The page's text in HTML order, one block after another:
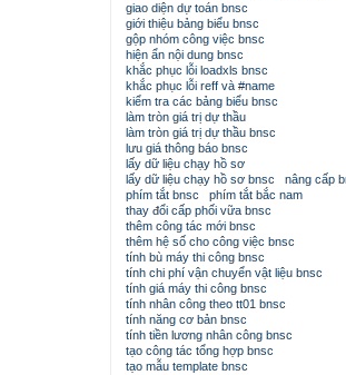
giao diện dự toán bnsc
giới thiệu bảng biểu bnsc
gộp nhóm công việc bnsc
hiện ẩn nội dung bnsc
khắc phục lỗi loadxls bnsc
khắc phục lỗi reff và #name
kiểm tra các bảng biểu bnsc
làm tròn giá trị dự thầu
làm tròn giá trị dự thầu bnsc
lưu giá thông báo bnsc
lấy dữ liệu chạy hồ sơ
lấy dữ liệu chạy hồ sơ bnsc
nâng cấp
phím tắt bnsc
phím tắt bắc nam
thay đổi cấp phối vữa bnsc
thêm công tác mới bnsc
thêm hệ số cho công việc bnsc
tính bù máy thi công bnsc
tính chi phí vận chuyển vật liệu bnsc
tính giá máy thi công bnsc
tính nhân công theo tt01 bnsc
tính năng cơ bản bnsc
tính tiền lương nhân công bnsc
tạo công tác tổng hợp bnsc
tạo mẫu template bnsc